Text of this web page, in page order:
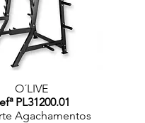
O´LIVE
PL31200.01
Agachamentos